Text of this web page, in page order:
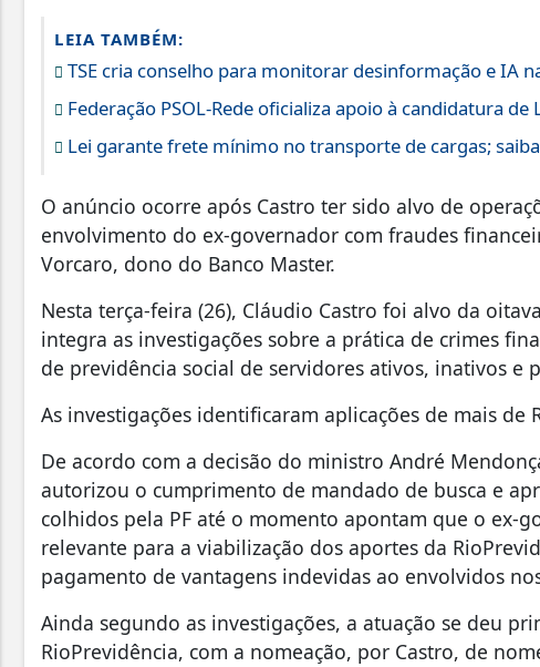
LEIA TAMBÉM:
TSE cria conselho para monitorar desinformação e IA
Federação PSOL-Rede oficializa apoio à candidatura de
Lei garante frete mínimo no transporte de cargas;
O anúncio ocorre após Castro ter sido alvo de
envolvimento do ex-governador com fraudes
Vorcaro, dono do Banco Master.
Nesta terça-feira (26), Cláudio Castro foi alvo da
integra as investigações sobre a prática de crimes
de previdência social de servidores ativos, inativos e
As investigações identificaram aplicações de mais de
De acordo com a decisão do ministro André
autorizou o cumprimento de mandado de busca e
colhidos pela PF até o momento apontam que o ex-
relevante para a viabilização dos aportes da
pagamento de vantagens indevidas ao envolvidos
Ainda segundo as investigações, a atuação se deu
RioPrevidência, com a nomeação, por Castro, de